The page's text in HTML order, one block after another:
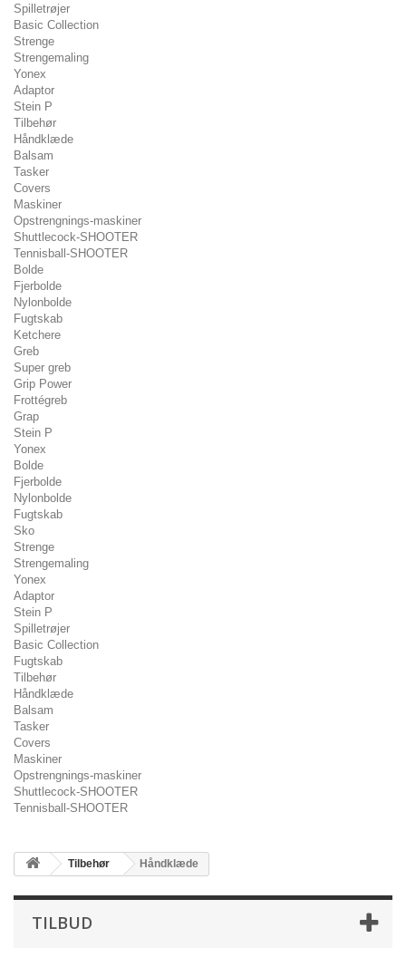
Spilletrøjer
Basic Collection
Strenge
Strengemaling
Yonex
Adaptor
Stein P
Tilbehør
Håndklæde
Balsam
Tasker
Covers
Maskiner
Opstrengnings-maskiner
Shuttlecock-SHOOTER
Tennisball-SHOOTER
Bolde
Fjerbolde
Nylonbolde
Fugtskab
Ketchere
Greb
Super greb
Grip Power
Frottégreb
Grap
Stein P
Yonex
Bolde
Fjerbolde
Nylonbolde
Fugtskab
Sko
Strenge
Strengemaling
Yonex
Adaptor
Stein P
Spilletrøjer
Basic Collection
Fugtskab
Tilbehør
Håndklæde
Balsam
Tasker
Covers
Maskiner
Opstrengnings-maskiner
Shuttlecock-SHOOTER
Tennisball-SHOOTER
Tilbehør Håndklæde
TILBUD